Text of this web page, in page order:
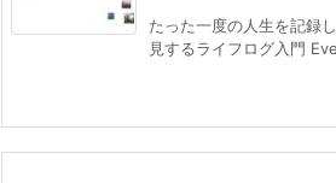
たった一度の人生を記録
見するライフログ入門